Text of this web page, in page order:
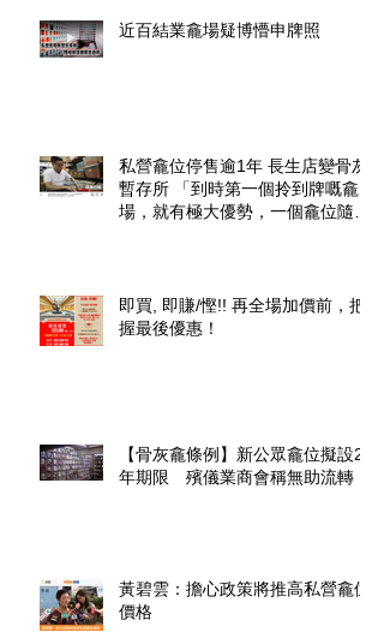
近百結業龕場疑博懵申牌照
私營龕位停售逾1年 長生店變骨灰
暫存所 「到時第一個拎到牌嘅龕
場，就有極大優勢，一個龕位隨時
即買, 即賺/慳!! 再全場加價前，把
握最後優惠！
【骨灰龕條例】新公眾龕位擬設20
年期限 殯儀業商會稱無助流轉
黃碧雲：擔心政策將推高私營龕位
價格